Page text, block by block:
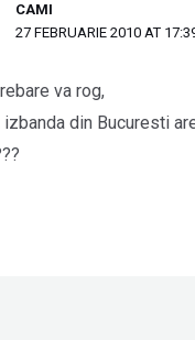
CAMI
27 FEBRUARIE 2010 AT
va rog,
din Bucuresti